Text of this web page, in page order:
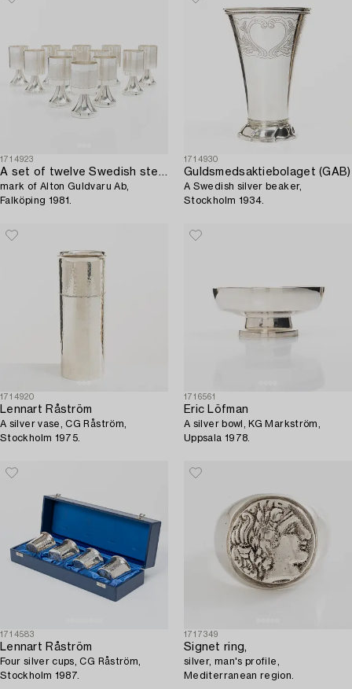
1714923
A set of twelve Swedish sterling silver cups,
mark of Alton Guldvaru Ab,
Falköping 1981.
1714930
Guldsmedsaktiebolaget (GAB)
A Swedish silver beaker,
Stockholm 1934.
1714920
Lennart Råström
A silver vase, CG Råström,
Stockholm 1975.
1716561
Eric Löfman
A silver bowl, KG Markström,
Uppsala 1978.
1714583
Lennart Råström
Four silver cups, CG Råström,
Stockholm 1987.
1717349
Signet ring,
silver, man's profile,
Mediterranean region.